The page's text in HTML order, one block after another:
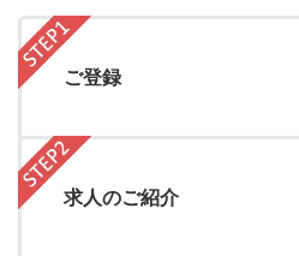
ご登録
求人のご紹介